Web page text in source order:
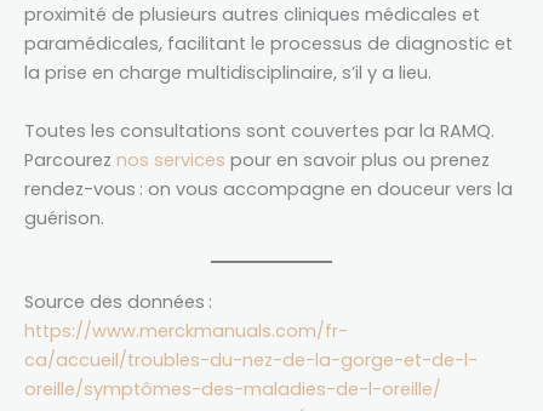
proximité de plusieurs autres cliniques médicales et
paramédicales, facilitant le processus de diagnostic et
la prise en charge multidisciplinaire, s’il y a lieu.
Toutes les consultations sont couvertes par la RAMQ.
Parcourez nos services pour en savoir plus ou prenez
rendez-vous : on vous accompagne en douceur vers la
guérison.
Source des données :
https://www.merckmanuals.com/fr-
ca/accueil/troubles-du-nez-de-la-gorge-et-de-l-
oreille/symptômes-des-maladies-de-l-oreille/